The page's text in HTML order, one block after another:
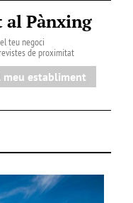
Pànxing
teu negoci
de proximitat
meu establiment